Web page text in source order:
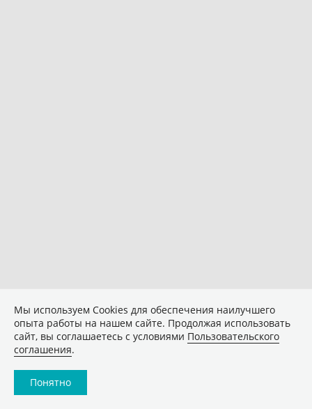
Мы используем Сookies для обеспечения наилучшего
опыта работы на нашем сайте. Продолжая использовать
сайт, вы соглашаетесь с условиями Пользовательского
соглашения.
Понятно